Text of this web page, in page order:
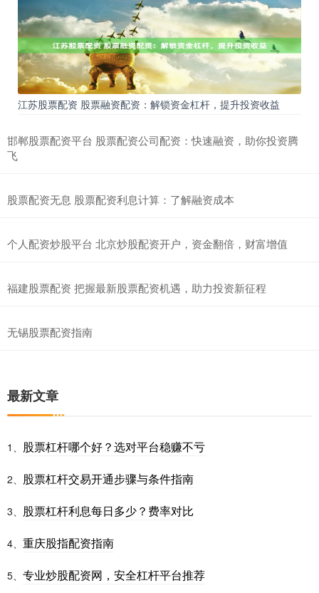
江苏股票配资 股票融资配资：解锁资金杠杆，提升投资收益
邯郸股票配资平台 股票配资公司配资：快速融资，助你投资腾
飞
股票配资无息 股票配资利息计算：了解融资成本
个人配资炒股平台 北京炒股配资开户，资金翻倍，财富增值
福建股票配资 把握最新股票配资机遇，助力投资新征程
无锡股票配资指南
最新文章
1、 股票杠杆哪个好？选对平台稳赚不亏
2、 股票杠杆交易开通步骤与条件指南
3、 股票杠杆利息每日多少？费率对比
4、 重庆股指配资指南
5、 专业炒股配资网，安全杠杆平台推荐